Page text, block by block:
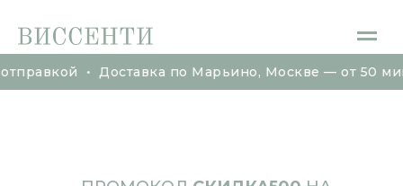
Доставка по Марьино, Москве — от 50 минут
Доставка по Марьино, Москве — от 50 минут